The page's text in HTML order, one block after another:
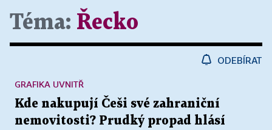
Téma: Řecko
ODEBÍRAT
Kde nakupují Češi své zahraniční
nemovitosti? Prudký propad hlásí
GRAFIKA UVNITŘ